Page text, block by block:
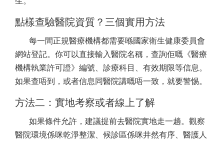
點樣查驗醫院資質？三個實用方法
每一間正規醫療機構都需要喺國家衛生健康委員會
網站登記。你可以直接輸入醫院名稱，查詢佢嘅《醫療
機構執業許可證》編號、診療科目、有效期限等信息。
如果查唔到，或者信息同醫院講嘅唔一致，就要警惕。
方法二：實地考察或者線上了解
如果條件允許，建議提前去醫院實地走一趟。觀察
醫院環境係咪乾淨整潔、候診區係咪井然有序、醫護人